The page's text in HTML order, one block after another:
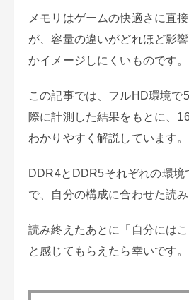
メモリはゲームの快適さに直
が、容量の違いがどれほど影
かイメージしにくいものです。
この記事では、フルHD環境で
際に計測した結果をもとに、
わかりやすく解説しています。
DDR4とDDR5それぞれの環境
で、自分の構成に合わせた読み
読み終えたあとに「自分にはこ
と感じてもらえたら幸いです。